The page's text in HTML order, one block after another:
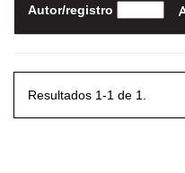
Autor/registro
Resultados 1-1 de 1.